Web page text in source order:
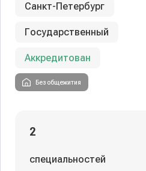
Санкт-Петербург
Государственный
Аккредитован
Без общежития
2
специальностей